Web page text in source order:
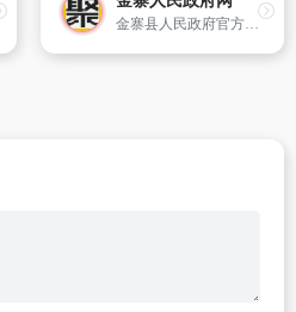
金寨县人民政府官方网站。金寨县位于皖西边陲、大别山腹地,地处三省七县二区结合部。西、南两面与河南省、湖北省毗邻,209、210省道纵贯南北,临近312国道；梅山水库、响洪甸水库可常年通航。